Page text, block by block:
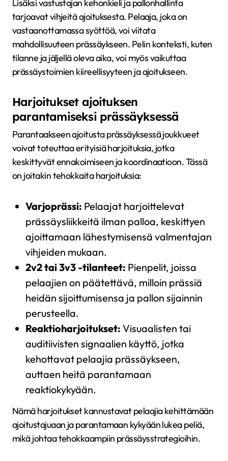
Lisäksi vastustajan kehonkieli ja pallonhallinta
tarjoavat vihjeitä ajoituksesta. Pelaaja, joka on
vastaanottamassa syöttöä, voi viitata
mahdollisuuteen prässäykseen. Pelin konteksti, kuten
tilanne ja jäljellä oleva aika, voi myös vaikuttaa
prässäystoimien kiireellisyyteen ja ajoitukseen.
Harjoitukset ajoituksen
parantamiseksi prässäyksessä
Parantaakseen ajoitusta prässäyksessä joukkueet
voivat toteuttaa erityisiä harjoituksia, jotka
keskittyvät ennakoimiseen ja koordinaatioon. Tässä
on joitakin tehokkaita harjoituksia:
Varjoprässi: Pelaajat harjoittelevat
prässäysliikkeitä ilman palloa, keskittyen
ajoittamaan lähestymisensä valmentajan
vihjeiden mukaan.
2v2 tai 3v3 -tilanteet: Pienpelit, joissa
pelaajien on päätettävä, milloin prässiä
heidän sijoittumisensa ja pallon sijainnin
perusteella.
Reaktioharjoitukset: Visuaalisten tai
auditiivisten signaalien käyttö, jotka
kehottavat pelaajia prässäykseen,
auttaen heitä parantamaan
reaktiokykyään.
Nämä harjoitukset kannustavat pelaajia kehittämään
ajoitustajuaan ja parantamaan kykyään lukea peliä,
mikä johtaa tehokkaampiin prässäysstrategioihin.